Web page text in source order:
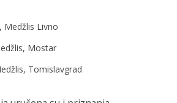
Medžlis Livno
Mostar
Tomislavgrad